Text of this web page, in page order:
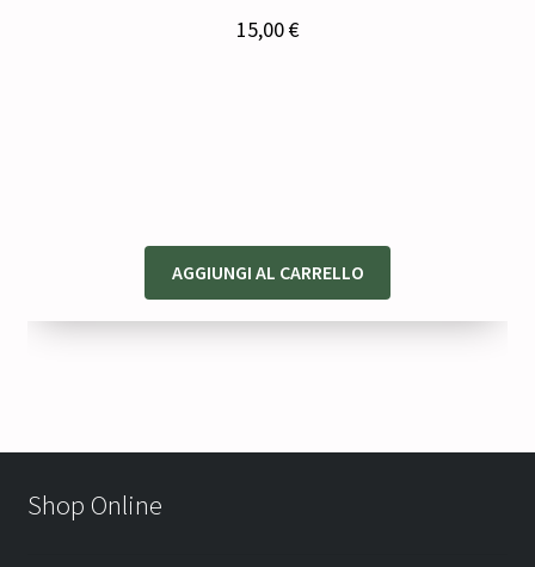
15,00€
AGGIUNGI AL CARRELLO
Shop Online